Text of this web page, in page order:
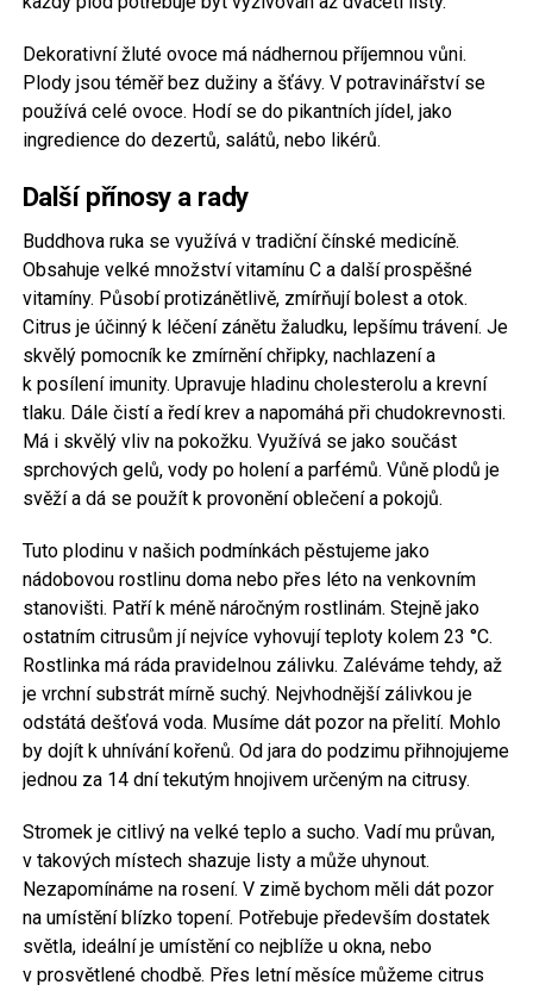
Dekorativní žluté ovoce má nádhernou příjemnou vůni.
Plody jsou téměř bez dužiny a šťávy. V potravinářství se
používá celé ovoce. Hodí se do pikantních jídel, jako
ingredience do dezertů, salátů, nebo likérů.
Další přínosy a rady
Buddhova ruka se využívá v tradiční čínské medicíně.
Obsahuje velké množství vitamínu C a další prospěšné
vitamíny. Působí protizánětlivě, zmírňují bolest a otok.
Citrus je účinný k léčení zánětu žaludku, lepšímu trávení. Je
skvělý pomocník ke zmírnění chřipky, nachlazení a
k posílení imunity. Upravuje hladinu cholesterolu a krevní
tlaku. Dále čistí a ředí krev a napomáhá při chudokrevnosti.
Má i skvělý vliv na pokožku. Využívá se jako součást
sprchových gelů, vody po holení a parfémů. Vůně plodů je
svěží a dá se použít k provonění oblečení a pokojů.
Tuto plodinu v našich podmínkách pěstujeme jako
nádobovou rostlinu doma nebo přes léto na venkovním
stanovišti. Patří k méně náročným rostlinám. Stejně jako
ostatním citrusům jí nejvíce vyhovují teploty kolem 23 °C.
Rostlinka má ráda pravidelnou zálivku. Zaléváme tehdy, až
je vrchní substrát mírně suchý. Nejvhodnější zálivkou je
odstátá dešťová voda. Musíme dát pozor na přelití. Mohlo
by dojít k uhnívání kořenů. Od jara do podzimu přihnojujeme
jednou za 14 dní tekutým hnojivem určeným na citrusy.
Stromek je citlivý na velké teplo a sucho. Vadí mu průvan,
v takových místech shazuje listy a může uhynout.
Nezapomínáme na rosení. V zimě bychom měli dát pozor
na umístění blízko topení. Potřebuje především dostatek
světla, ideální je umístění co nejblíže u okna, nebo
v prosvětlené chodbě. Přes letní měsíce můžeme citrus